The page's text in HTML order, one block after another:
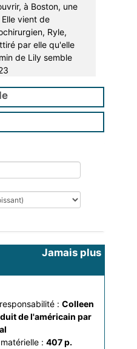
à Boston, une
vient de
Ryle,
par elle qu'elle
de Lily semble
Jamais plus
: Colleen
de l'américain par
: 407 p.